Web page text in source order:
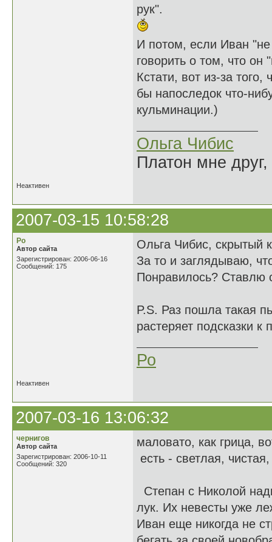
рук".
И потом, если Иван
говорить о том, что
Кстати, вот из-за
бы напоследок что-
кульминации.)
Ольга Чибис
Платон мне
Неактивен
2007-03-15 10:58:28
Ро
Автор сайта
Зарегистрирован: 2006-06-16
Сообщений: 175
Ольга Чибис, скрытый
За то и заглядываю,
Понравилось? Ставлю
P.S. Раз пошла такая
растеряет подсказки к
Ро
Неактивен
2007-03-16 13:06:32
чернигов
Автор сайта
Зарегистрирован: 2006-10-11
Сообщений: 320
маловато, как грица,
есть - светлая,
Степан с Николой
лук. Их невесты уже
Иван еще никогда не